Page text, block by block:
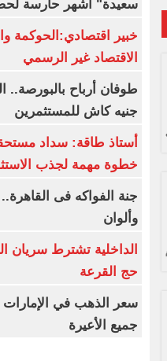
سعيدة" أشهر حارسة
خبير اقتصادي:الحوكمة
الاقتصاد غير الرسمي
جنيه كاش للمستثمرين
أستاذ طاقة: سداد
خطوة مهمة لجذب
جنة الفواكه فى
وألوان
الداخلية تشترط سريان
حج القرعة
سعر الذهب في
جميع الأعيرة